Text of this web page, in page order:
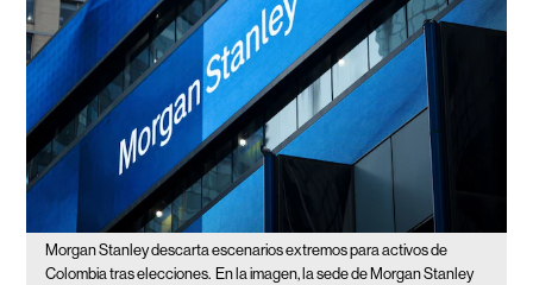
Morgan Stanley descarta escenarios extremos para activos de
Colombia tras elecciones. En la imagen, la sede de Morgan Stanley